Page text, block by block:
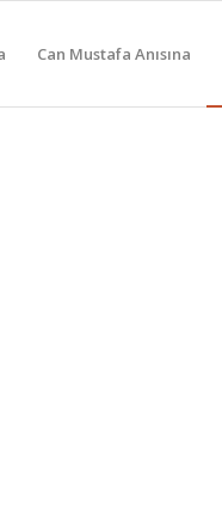
Can Mustafa Anısına